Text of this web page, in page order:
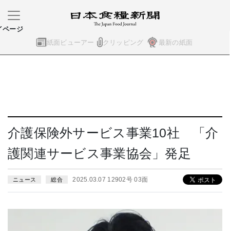
紙面ビューアー クリッピング 最新の紙面
ページ
介護保険外サービス事業10社 「介
護関連サービス事業協会」発足
ニュース 総合 2025.03.07 12902号 03面